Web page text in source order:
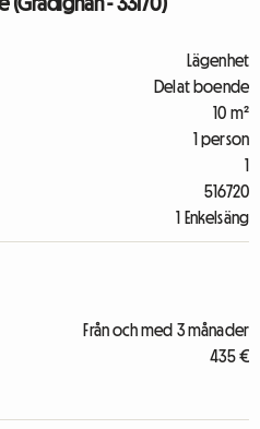
Lägenhet
Delat boende
10 m²
1 person
1
516720
1 Enkelsäng
Från och med 3 månader
435 €